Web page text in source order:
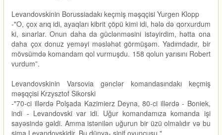
Levandovskinin Borussiadakı keçmiş məşqçisi Yurgen Klopp
-"O, çox arıq idi, ayaqları kibrit çöpü kimi idi, hələ də qorxurdum
ki, sınarlar. Onun daha da güclənməsini istəyirdim, hətta ona
daha çox donuz yeməyi məsləhət görmüşəm. Yadımdadır, bir
mövsümdə komandam qol vurmuşdu. 158 qolun yarısını Robert
vurdum”.
Levandovskinin Varsovia gənclər komandasındakı keçmiş
məşqçisi Krzysztof Sikorski
-"70-ci illərdə Polşada Kazimierz Deyna, 80-ci illərdə - Boniek,
indi - Levandovski var idi. Uğur komandamıza komanda işi
sayəsində gəldi. Amma istənilən uğurun bir üzü olmalıdır və bu